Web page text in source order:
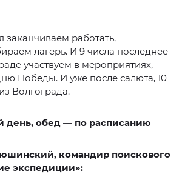
работать,
лагерь. И 9 числа последнее
участвуем в мероприятиях,
Победы. И уже после салюта, 10
Волгограда.
день, обед — по расписанию
командир поискового
экспедиции»: